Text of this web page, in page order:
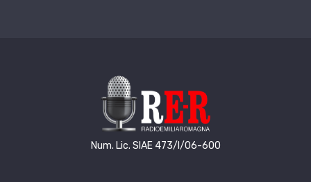
Num. Lic. SIAE 473/I/06-600